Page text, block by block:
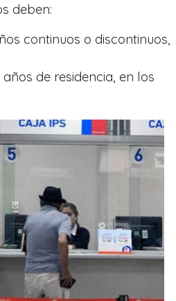
deben:
continuos o discontinuos,
de residencia, en los